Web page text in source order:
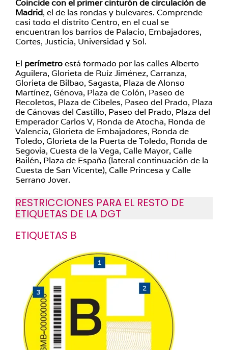
Coincide con el primer cinturón de circulación de
Madrid, el de las rondas y bulevares. Comprende
casi todo el distrito Centro, en el cual se
encuentran los barrios de Palacio, Embajadores,
Cortes, Justicia, Universidad y Sol.
El perímetroestá formado por las calles Alberto
Aguilera, Glorieta de Ruíz Jiménez, Carranza,
Glorieta de Bilbao, Sagasta, Plaza de Alonso
Martínez, Génova, Plaza de Colón, Paseo de
Recoletos, Plaza de Cibeles, Paseo del Prado, Plaza
de Cánovas del Castillo, Paseo del Prado, Plaza del
Emperador Carlos V, Ronda de Atocha, Ronda de
Valencia, Glorieta de Embajadores, Ronda de
Toledo, Glorieta de la Puerta de Toledo, Ronda de
Segovia, Cuesta de la Vega, Calle Mayor, Calle
Bailén, Plaza de España (lateral continuación de la
Cuesta de San Vicente), Calle Princesa y Calle
Serrano Jover.
RESTRICCIONES PARA EL RESTO DE
ETIQUETAS DE LA DGT
ETIQUETAS B